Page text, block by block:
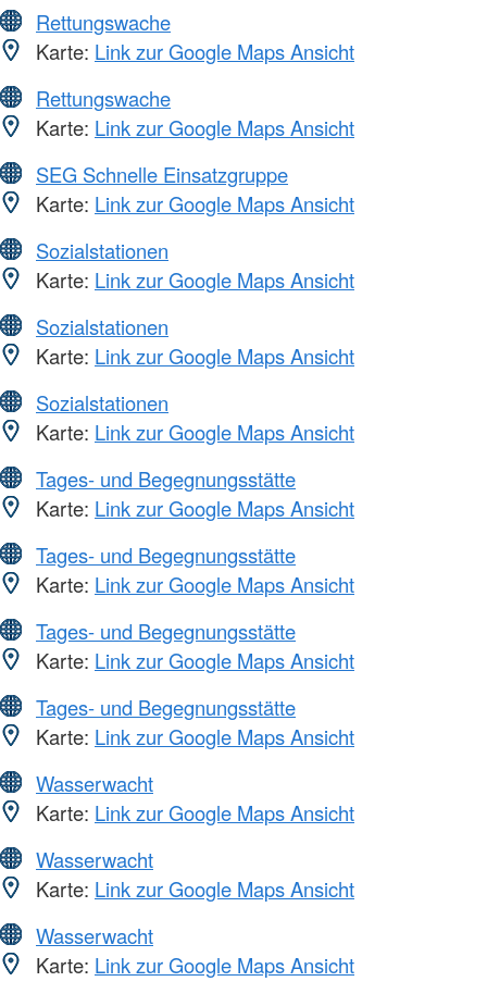
Rettungswache
Karte: Link zur Google Maps Ansicht
Rettungswache
Karte: Link zur Google Maps Ansicht
SEG Schnelle Einsatzgruppe
Karte: Link zur Google Maps Ansicht
Sozialstationen
Karte: Link zur Google Maps Ansicht
Sozialstationen
Karte: Link zur Google Maps Ansicht
Sozialstationen
Karte: Link zur Google Maps Ansicht
Tages- und Begegnungsstätte
Karte: Link zur Google Maps Ansicht
Tages- und Begegnungsstätte
Karte: Link zur Google Maps Ansicht
Tages- und Begegnungsstätte
Karte: Link zur Google Maps Ansicht
Tages- und Begegnungsstätte
Karte: Link zur Google Maps Ansicht
Wasserwacht
Karte: Link zur Google Maps Ansicht
Wasserwacht
Karte: Link zur Google Maps Ansicht
Wasserwacht
Karte: Link zur Google Maps Ansicht